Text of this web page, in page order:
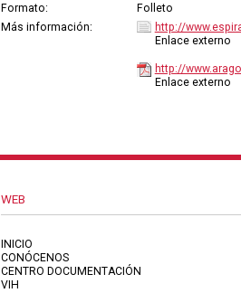
Formato:
Folleto
Más información:
http://
Enlace externo
http://
Enlace externo
WEB
INICIO
CONÓCENOS
CENTRO DOCUMENTACIÓN
VIH